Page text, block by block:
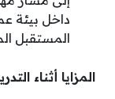
داخل بيئة
المستقبل
المزايا أثناء